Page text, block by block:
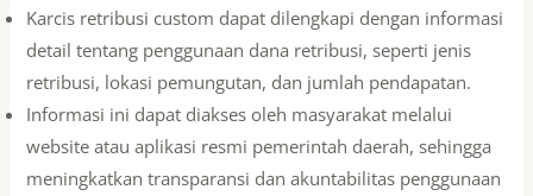
Karcis retribusi custom dapat dilengkapi dengan informasi
detail tentang penggunaan dana retribusi, seperti jenis
retribusi, lokasi pemungutan, dan jumlah pendapatan.
Informasi ini dapat diakses oleh masyarakat melalui
website atau aplikasi resmi pemerintah daerah, sehingga
meningkatkan transparansi dan akuntabilitas penggunaan